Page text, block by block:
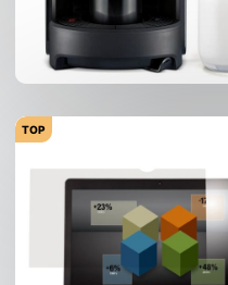
TOP